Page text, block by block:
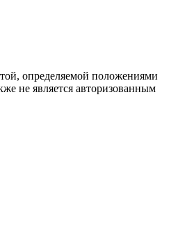
определяемой положениями
не является авторизованным